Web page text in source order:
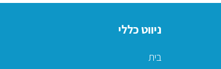
ניווט כללי
בית